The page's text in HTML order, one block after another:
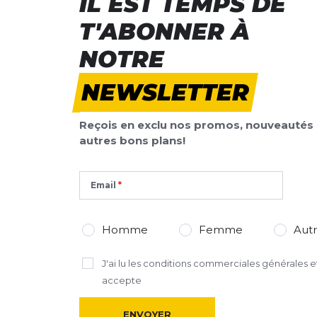
Titre de votre avis
Titre de votre avis
Votre avis detaillé
Votre avis detaillé
Champs requis
AJOUTER UN AVIS
Ce formulaire est protégé par reCAPTCHA –
de Google s'appliquent.
T'ABONNER À
NOTRE
NEWSLETTER
Reçois en exclu nos promos, nouveautés
autres bons plans!
Email
Homme Femme
J'ai lu les conditions commerciales générales
accepte
ENVOYER